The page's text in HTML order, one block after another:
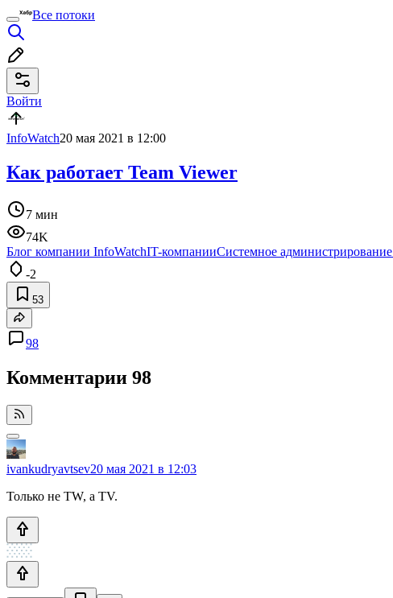
Все потоки
Войти
InfoWatch20 мая 2021 в 12:00
Как работает Team Viewer
7 мин
74K
Блог компании InfoWatchIT-компанииСистемное администрирование
-2
53
98
Комментарии 98
ivankudryavtsev20 мая 2021 в 12:03
Только не TW, а TV.